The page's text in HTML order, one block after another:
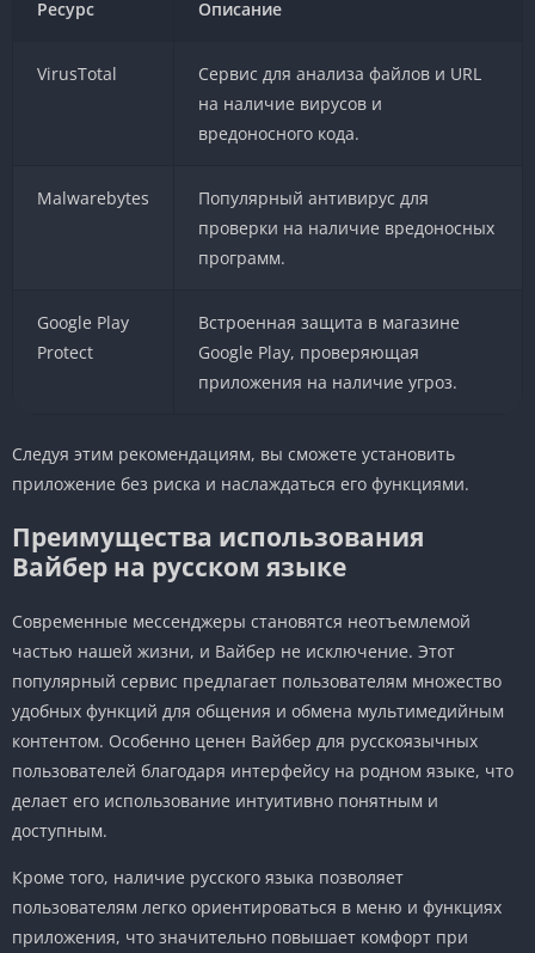
Ресурс Описание
VirusTotal
Сервис для анализа файлов и URL
на наличие вирусов и
вредоносного кода.
Malwarebytes
Популярный антивирус для
проверки на наличие вредоносных
программ.
Google Play
Protect
Встроенная защита в магазине
Google Play, проверяющая
приложения на наличие угроз.
Следуя этим рекомендациям, вы сможете установить
приложение без риска и наслаждаться его функциями.
Преимущества использования
Вайбер на русском языке
Современные мессенджеры становятся неотъемлемой
частью нашей жизни, и Вайбер не исключение. Этот
популярный сервис предлагает пользователям множество
удобных функций для общения и обмена мультимедийным
контентом. Особенно ценен Вайбер для русскоязычных
пользователей благодаря интерфейсу на родном языке, что
делает его использование интуитивно понятным и
доступным.
Кроме того, наличие русского языка позволяет
пользователям легко ориентироваться в меню и функциях
приложения, что значительно повышает комфорт при